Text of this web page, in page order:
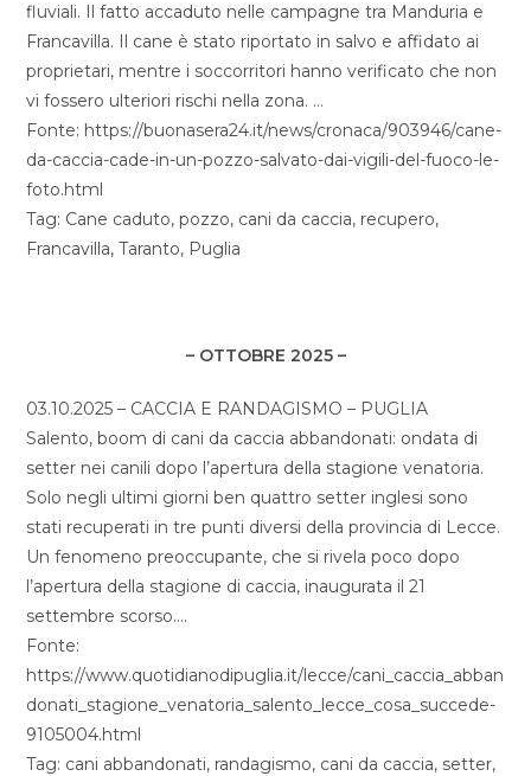
fluviali. Il fatto accaduto nelle campagne tra Manduria e
Francavilla. Il cane è stato riportato in salvo e affidato ai
proprietari, mentre i soccorritori hanno verificato che non
vi fossero ulteriori rischi nella zona. …
Fonte: https://buonasera24.it/news/cronaca/903946/cane-
da-caccia-cade-in-un-pozzo-salvato-dai-vigili-del-fuoco-le-
foto.html
Tag: Cane caduto, pozzo, cani da caccia, recupero,
Francavilla, Taranto, Puglia
– OTTOBRE 2025 –
03.10.2025 – CACCIA E RANDAGISMO – PUGLIA
Salento, boom di cani da caccia abbandonati: ondata di
setter nei canili dopo l’apertura della stagione venatoria.
Solo negli ultimi giorni ben quattro setter inglesi sono
stati recuperati in tre punti diversi della provincia di Lecce.
Un fenomeno preoccupante, che si rivela poco dopo
l’apertura della stagione di caccia, inaugurata il 21
settembre scorso….
Fonte:
https://www.quotidianodipuglia.it/lecce/cani_caccia_abban
donati_stagione_venatoria_salento_lecce_cosa_succede-
9105004.html
Tag: cani abbandonati, randagismo, cani da caccia, setter,